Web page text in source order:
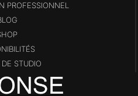
PROFESSIONNEL
STUDIO